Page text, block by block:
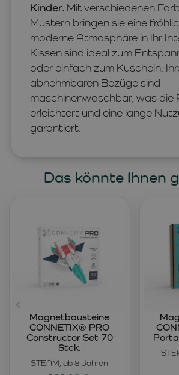
Kinder. Mit verschiedenen
Mustern bringen sie eine
moderne Atmosphäre in Ihr
Kissen sind ideal zum
oder einfach zum Kuscheln.
abnehmbaren Bezüge sind
maschinenwaschbar, was die
erleichtert und eine lange
garantiert.
Das könnte Ihnen
STEAM, ab 8 Jahren
Magnetbausteine
CONNETIX® PRO
Constructor Set 70
Stck.